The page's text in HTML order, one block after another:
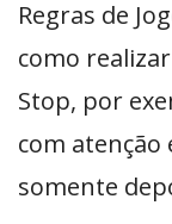
Regras de
como
Stop, por
com atenção
somente